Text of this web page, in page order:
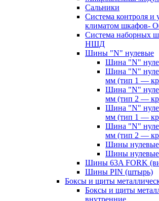
Сальники
Система контроля и
климатом шкафов-
Система наборных
НШД
Шины "N" нулевые
Шина "N"
Шина "N"
мм (тип 1 —
Шина "N"
мм (тип 2 —
Шина "N"
мм (тип 1 —
Шина "N"
мм (тип 2 —
Шины нулевые
Шины нулевые
Шины 63A FORK
Шины PIN (штырь)
Боксы и щиты
Боксы и щиты